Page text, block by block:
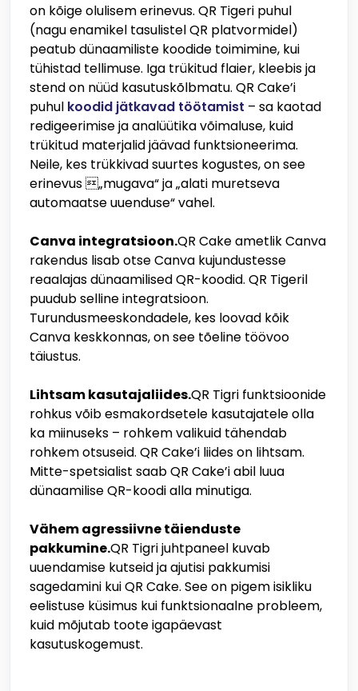
on kõige olulisem erinevus. QR Tigeri puhul
(nagu enamikel tasulistel QR platvormidel)
peatub dünaamiliste koodide toimimine, kui
tühistad tellimuse. Iga trükitud flaier, kleebis ja
stend on nüüd kasutuskõlbmatu. QR Cake’i
puhul koodid jätkavad töötamist – sa kaotad
redigeerimise ja analüütika võimaluse, kuid
trükitud materjalid jäävad funktsioneerima.
Neile, kes trükkivad suurtes kogustes, on see
erinevus „mugava“ ja „alati muretseva
automaatse uuenduse“ vahel.
Canva integratsioon.QR Cake ametlik Canva
rakendus lisab otse Canva kujundustesse
reaalajas dünaamilised QR-koodid. QR Tigeril
puudub selline integratsioon.
Turundusmeeskondadele, kes loovad kõik
Canva keskkonnas, on see tõeline töövoo
täiustus.
Lihtsam kasutajaliides.QR Tigri funktsioonide
rohkus võib esmakordsetele kasutajatele olla
ka miinuseks – rohkem valikuid tähendab
rohkem otsuseid. QR Cake’i liides on lihtsam.
Mitte-spetsialist saab QR Cake’i abil luua
dünaamilise QR-koodi alla minutiga.
Vähem agressiivne täienduste
pakkumine.QR Tigri juhtpaneel kuvab
uuendamise kutseid ja ajutisi pakkumisi
sagedamini kui QR Cake. See on pigem isikliku
eelistuse küsimus kui funktsionaalne probleem,
kuid mõjutab toote igapäevast
kasutuskogemust.